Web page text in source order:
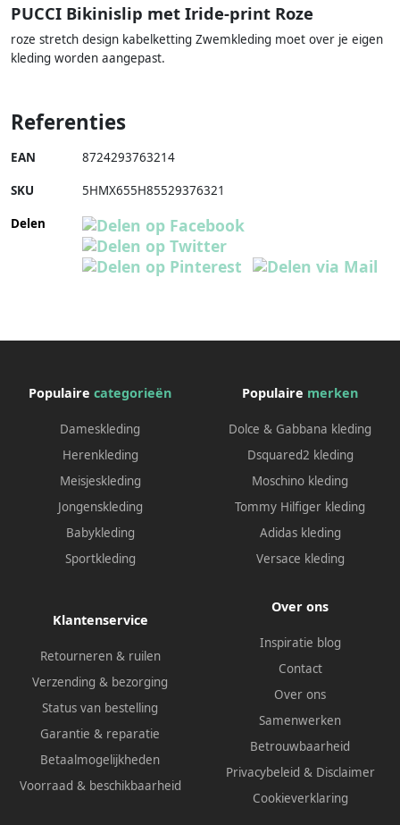
PUCCI Bikinislip met Iride-print Roze
roze stretch design kabelketting Zwemkleding moet over je eigen
kleding worden aangepast.
Referenties
EAN 8724293763214
SKU 5HMX655H85529376321
Delen
Populaire categorieën
Dameskleding
Herenkleding
Meisjeskleding
Jongenskleding
Babykleding
Sportkleding
Populaire merken
Dolce & Gabbana kleding
Dsquared2 kleding
Moschino kleding
Tommy Hilfiger kleding
Adidas kleding
Versace kleding
Klantenservice
Retourneren & ruilen
Verzending & bezorging
Status van bestelling
Garantie & reparatie
Betaalmogelijkheden
Voorraad & beschikbaarheid
Over ons
Inspiratie blog
Contact
Over ons
Samenwerken
Betrouwbaarheid
Privacybeleid & Disclaimer
Cookieverklaring